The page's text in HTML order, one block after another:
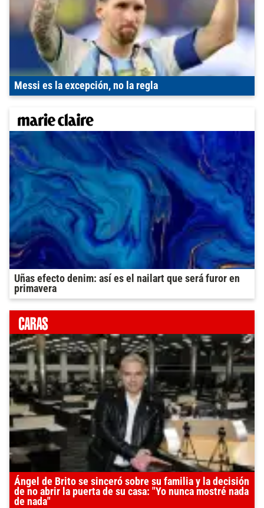
Messi es la excepción, no la regla
Uñas efecto denim: así es el nailart que será furor en
primavera
Ángel de Brito se sinceró sobre su familia y la decisión
de no abrir la puerta de su casa: "Yo nunca mostré nada
de nada"